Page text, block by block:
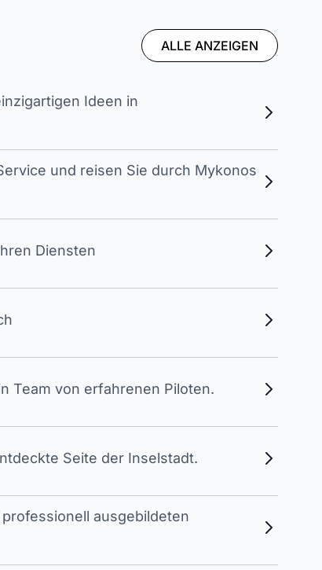
ALLE ANZEIGEN
Ideen in
und reisen Sie durch Mykonos
Diensten
Team von erfahrenen Piloten.
Seite der Inselstadt.
ausgebildeten